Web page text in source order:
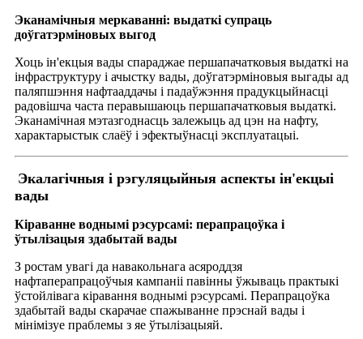
Эканамічныя меркаванні: выдаткі супраць
доўгатэрміновых выгод
Хоць ін'екцыя вады спараджае першапачатковыя выдаткі на
інфраструктуру і ачыстку вады, доўгатэрміновыя выгады ад
паляпшэння нафтааддачы і падаўжэння прадукцыйнасці
радовішча часта перавышаюць першапачатковыя выдаткі.
Эканамічная мэтазгоднасць залежыць ад цэн на нафту,
характарыстык слаёў і эфектыўнасці эксплуатацыі.
Экалагічныя і рэгуляцыйныя аспекты ін'екцыі
вады
Кіраванне воднымі рэсурсамі: перапрацоўка і
ўтылізацыя здабытай вады
З ростам увагі да навакольнага асяроддзя
нафтаперапрацоўчыя кампаніі павінны ўжываць практыкі
ўстойлівага кіравання воднымі рэсурсамі. Перапрацоўка
здабытай вады скарачае спажыванне прэснай вады і
мінімізуе праблемы з яе ўтылізацыяй.